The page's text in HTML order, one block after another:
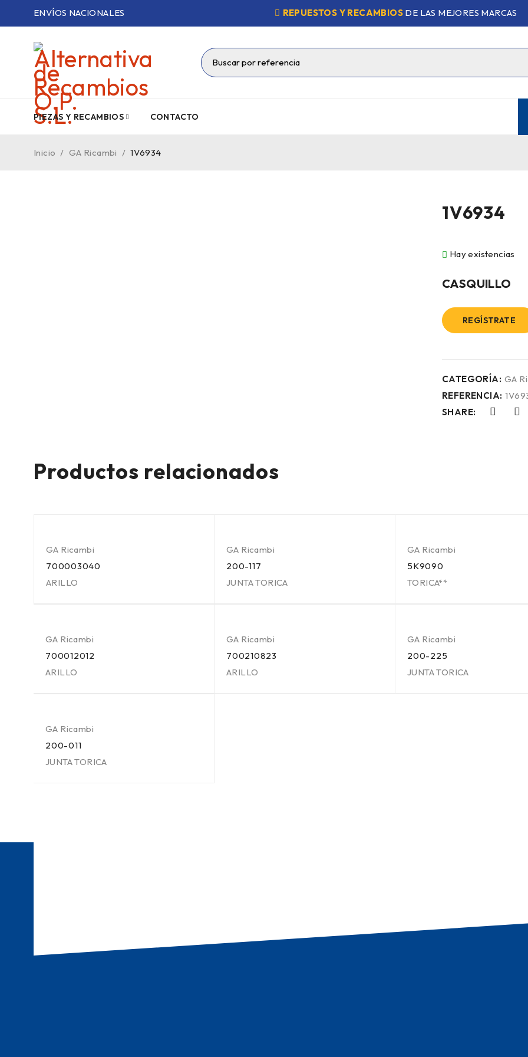
ENVÍOS NACIONALES REPUESTOS Y RECAMBIOS DE LAS MEJORES MARCAS
PIEZAS Y RECAMBIOS CONTACTO
Inicio / GA Ricambi / 1V6934
1V6934
Hay existencias
CASQUILLO
REGÍSTRATE
CATEGORÍA: GA
REFERENCIA:
SHARE:
Productos relacionados
GA Ricambi
700003040
ARILLO
GA Ricambi
200-117
JUNTA TORICA
GA Ricambi
5K9090
TORICA**
GA Ricambi
700012012
ARILLO
GA Ricambi
700210823
ARILLO
GA Ricambi
200-225
JUNTA TORICA
GA Ricambi
200-011
JUNTA TORICA